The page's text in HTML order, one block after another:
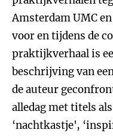
Amsterdam UMC
voor en tijdens de
praktijkverhaal is
beschrijving van
de auteur
alledag met titels
‘nachtkastje',